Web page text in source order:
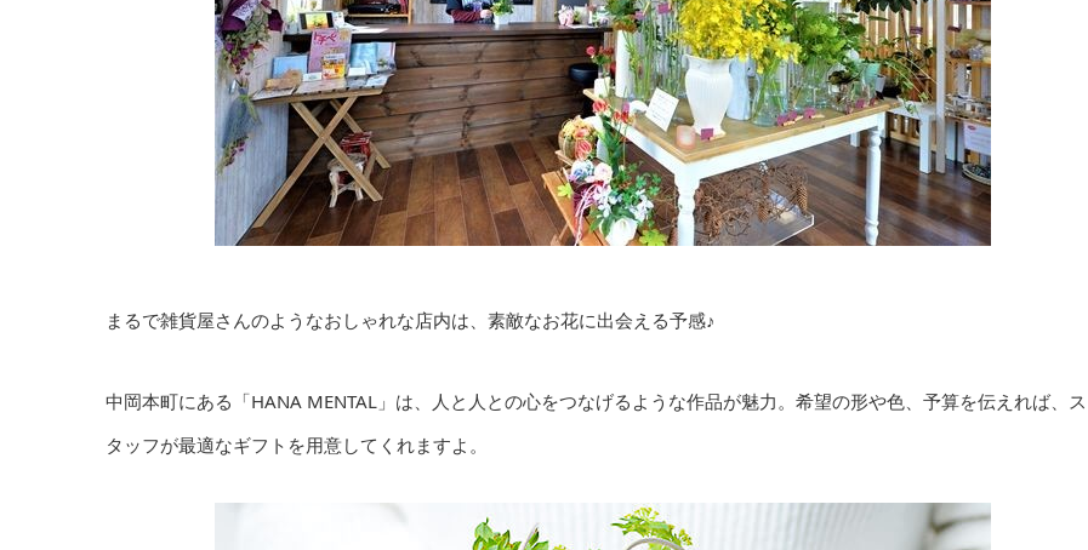
まるで雑貨屋さんのようなおしゃれな店内は、素敵なお花に出会える予感♪
中岡本町にある「HANA MENTAL」は、人と人との心をつなげるような作品が魅力。希望の形や色、予算を伝えれば、ス
タッフが最適なギフトを用意してくれますよ。